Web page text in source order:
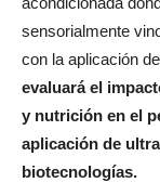
sensorialmente
con la aplicación
evaluará el
y nutrición en el
aplicación de
biotecnologías.